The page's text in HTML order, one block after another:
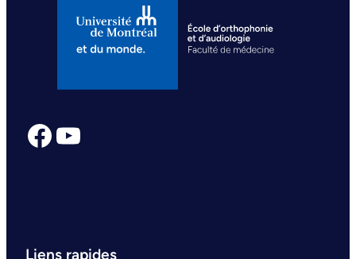
Facebook YouTube
Liens rapides